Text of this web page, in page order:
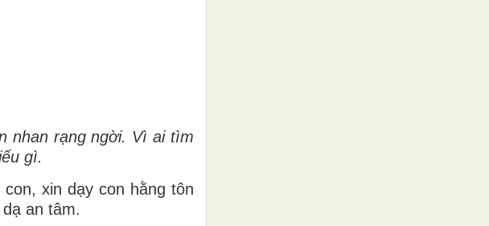
nhan rạng ngời. Vì ai tìm
gì.
xin dạy con hằng tôn
an tâm.